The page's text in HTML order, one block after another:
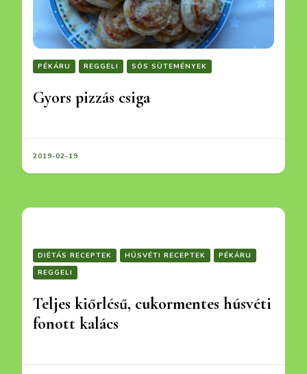
PÉKÁRU REGGELI SÓS SÜTEMÉNYEK
Gyors pizzás csiga
2019-02-19
DIÉTÁS RECEPTEK HÚSVÉTI RECEPTEK
PÉKÁRU
REGGELI
Teljes kiőrlésű, cukormentes húsvéti
fonott kalács